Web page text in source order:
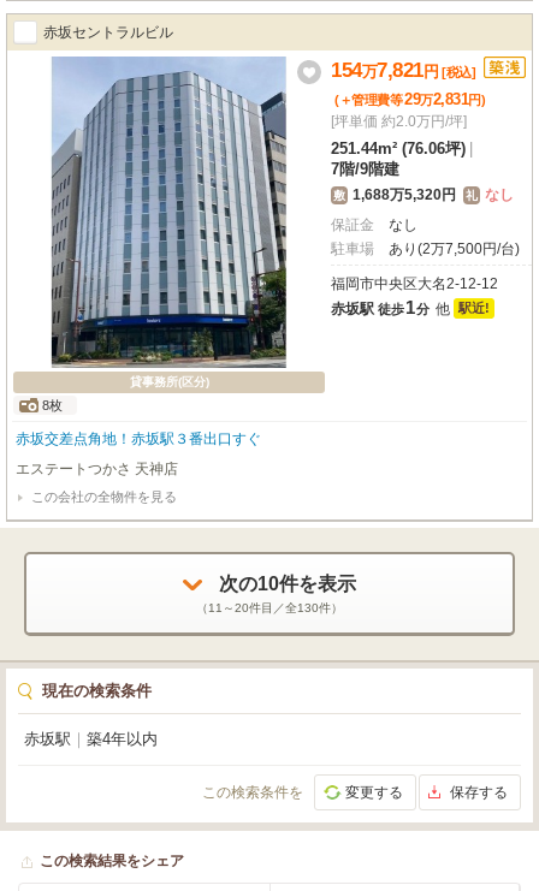
赤坂セントラルビル
貸事務所(区分)
8枚
154万7,821円 [税込]
(＋管理費等29万2,831円)
[坪単価 約2.0万円/坪]
251.44m² (76.06坪)
7階/9階建
敷 1,688万5,320円 礼 なし
保証金
なし
駐車場
あり(2万7,500円/台)
福岡市中央区大名2-12-12
赤坂駅 徒歩1分 他 駅近!
赤坂交差点角地！赤坂駅３番出口すぐ
エステートつかさ 天神店
この会社の全物件を見る
次の10件を表示
（11～20件目／全130件）
現在の検索条件
赤坂駅 築4年以内
この検索条件を 変更する 保存する
この検索結果をシェア